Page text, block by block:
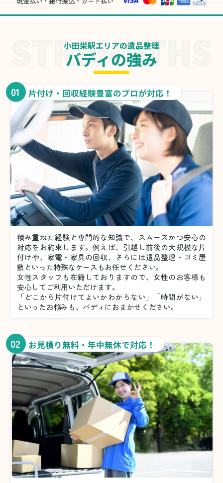
小田栄駅エリアの遺品整理
バディの強み
01 片付け・回収経験豊富のプロが対応！
積み重ねた経験と専門的な知識で、スムーズかつ安心の
対応をお約束します。例えば、引越し前後の大規模な片
付けや、家電・家具の回収、さらには遺品整理・ゴミ屋
敷といった特殊なケースもお任せください。
女性スタッフも在籍しておりますので、女性のお客様も
安心してご利用いただけます。
「どこから片付けてよいかわからない」「時間がない」
といったお悩みも、バディにおまかせください。
02 お見積り無料・年中無休で対応！